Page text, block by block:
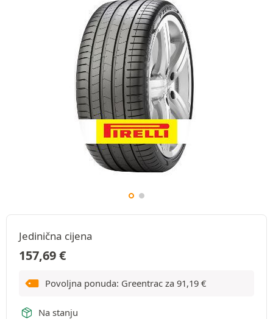
Jedinična cijena
157,69€
Povoljna ponuda: Greentrac za 91,19 €
Na stanju